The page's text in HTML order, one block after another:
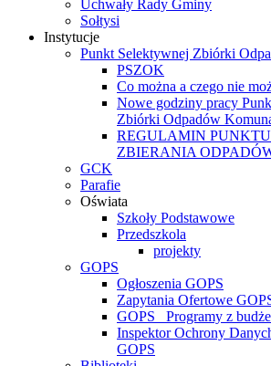
Uchwały Rady Gminy
Sołtysi
Instytucje
Punkt Selektywnej Zbiórki
PSZOK
Co można a czego nie
Nowe godziny pracy
Zbiórki Odpadów
REGULAMIN
ZBIERANIA
GCK
Parafie
Oświata
Szkoły Podstawowe
Przedszkola
projekty
GOPS
Ogłoszenia GOPS
Zapytania Ofertowe
GOPS_ Programy z
Inspektor Ochrony
GOPS